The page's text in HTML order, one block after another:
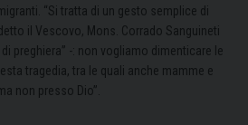
“Si tratta di un gesto semplice di
il Vescovo, Mons. Corrado Sanguineti
preghiera” -: non vogliamo dimenticare le
tragedia, tra le quali anche mamme e
non presso Dio”.